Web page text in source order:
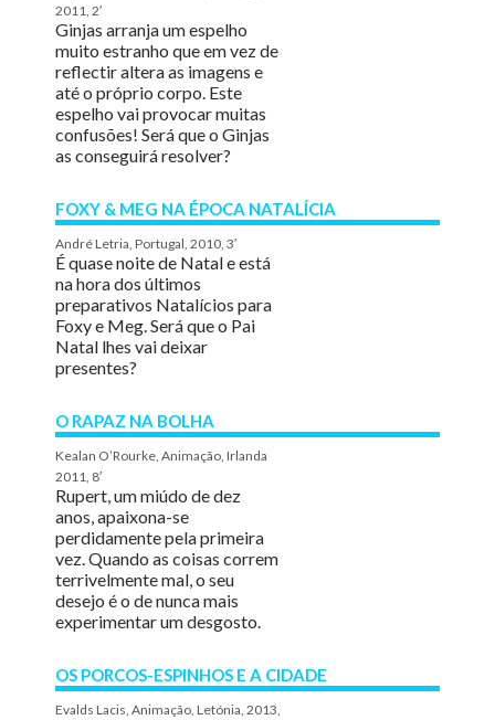
2011, 2′
Ginjas arranja um espelho
muito estranho que em vez de
reflectir altera as imagens e
até o próprio corpo. Este
espelho vai provocar muitas
confusões! Será que o Ginjas
as conseguirá resolver?
FOXY & MEG NA ÉPOCA NATALÍCIA
André Letria, Portugal, 2010, 3′
É quase noite de Natal e está
na hora dos últimos
preparativos Natalícios para
Foxy e Meg. Será que o Pai
Natal lhes vai deixar
presentes?
O RAPAZ NA BOLHA
Kealan O’Rourke, Animação, Irlanda
2011, 8′
Rupert, um miúdo de dez
anos, apaixona-se
perdidamente pela primeira
vez. Quando as coisas correm
terrivelmente mal, o seu
desejo é o de nunca mais
experimentar um desgosto.
OS PORCOS-ESPINHOS E A CIDADE
Evalds Lacis, Animação, Letónia, 2013,